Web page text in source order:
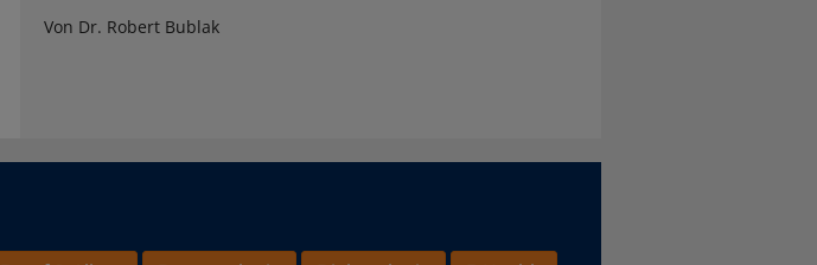
Von Dr. Robert Bublak